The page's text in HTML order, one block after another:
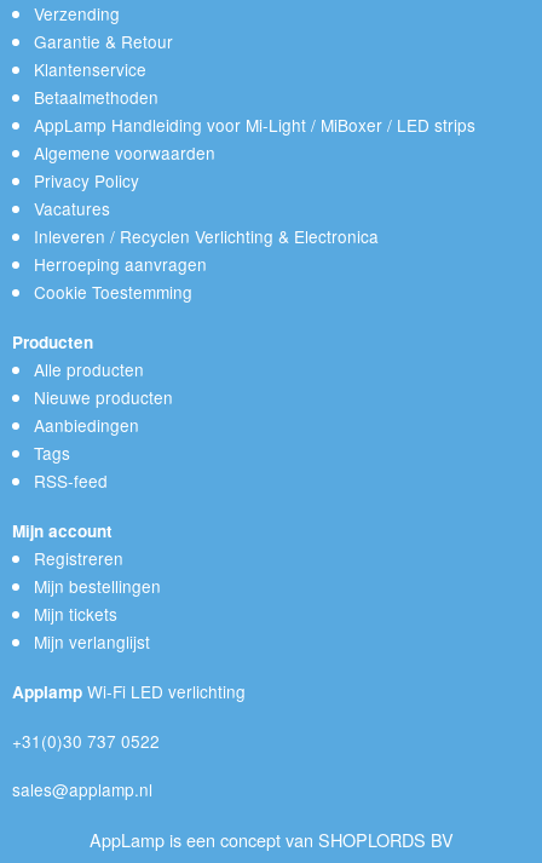
Verzending
Garantie & Retour
Klantenservice
Betaalmethoden
AppLamp Handleiding voor Mi-Light / MiBoxer / LED strips
Algemene voorwaarden
Privacy Policy
Vacatures
Inleveren / Recyclen Verlichting & Electronica
Herroeping aanvragen
Cookie Toestemming
Producten
Alle producten
Nieuwe producten
Aanbiedingen
Tags
RSS-feed
Mijn account
Registreren
Mijn bestellingen
Mijn tickets
Mijn verlanglijst
Applamp Wi-Fi LED verlichting
+31(0)30 737 0522
sales@applamp.nl
AppLamp is een concept van SHOPLORDS BV